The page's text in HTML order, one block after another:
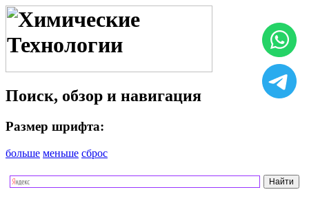
Поиск, обзор и навигация
Размер шрифта:
больше меньше сброс